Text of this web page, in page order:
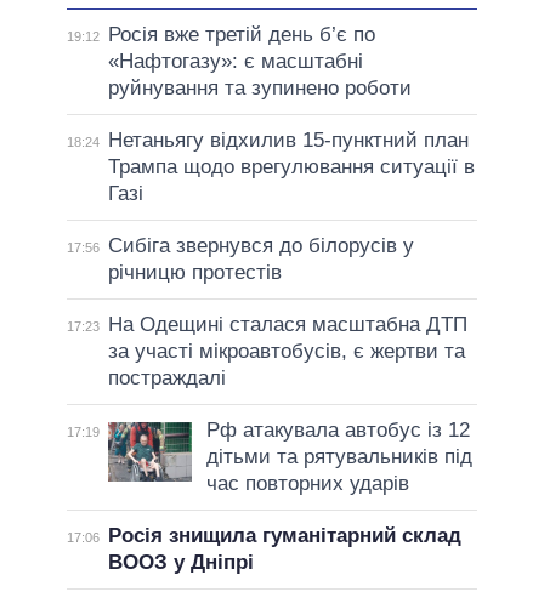
19:12
Росія вже третій день б’є по
«Нафтогазу»: є масштабні
руйнування та зупинено роботи
18:24
Нетаньягу відхилив 15-пунктний план
Трампа щодо врегулювання ситуації в
Газі
17:56
Сибіга звернувся до білорусів у
річницю протестів
17:23
На Одещині сталася масштабна ДТП
за участі мікроавтобусів, є жертви та
постраждалі
17:19
Рф атакувала автобус із 12
дітьми та рятувальників під
час повторних ударів
17:06
Росія знищила гуманітарний склад
ВООЗ у Дніпрі